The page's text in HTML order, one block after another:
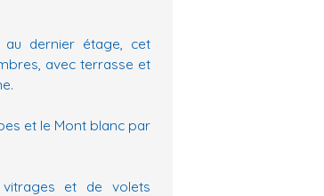
au dernier étage, cet
avec terrasse et
et le Mont blanc par
et de volets